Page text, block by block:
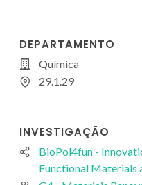
DEPARTAMENTO
Química
29.1.29
INVESTIGAÇÃO
BioPol4fun -
Functional Materials